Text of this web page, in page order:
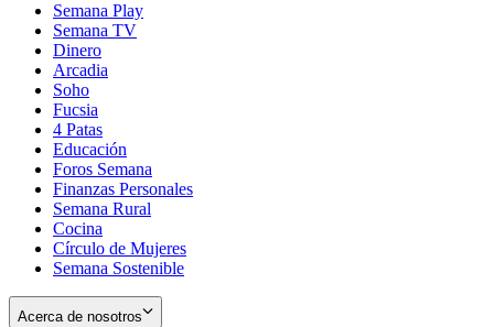
Semana Play
Semana TV
Dinero
Arcadia
Soho
in
new
window
Fucsia
in
new
window
4 Patas
Educación
Foros Semana
Finanzas Personales
Semana Rural
Cocina
Círculo de Mujeres
Semana Sostenible
Acerca de nosotros